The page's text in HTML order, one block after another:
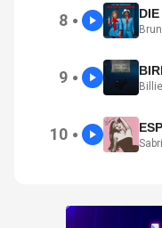
8 ●
9 ●
10 ●